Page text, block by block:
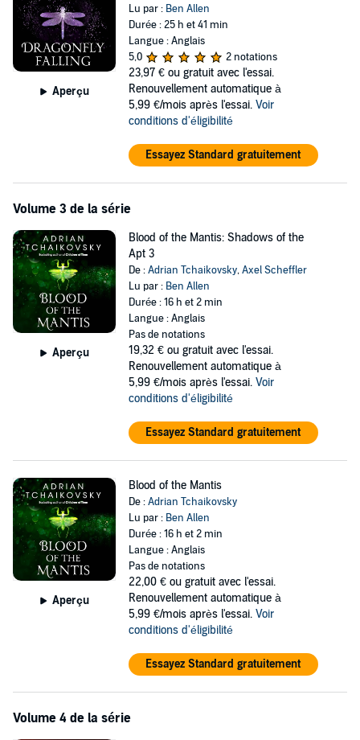
Aperçu
Lu par : Ben Allen
Durée : 25 h et 41 min
Langue : Anglais
5,0
2 notations
23,97 € ou gratuit avec l'essai.
Renouvellement automatique à
5,99 €/mois après l'essai. Voir
conditions d'éligibilité
Essayez Standard gratuitement
Volume 3 de la série
Aperçu
Blood of the Mantis: Shadows of the
Apt 3
De :Adrian Tchaikovsky,Axel Scheffler
Lu par : Ben Allen
Durée : 16 h et 2 min
Langue : Anglais
Pas de notations
19,32 € ou gratuit avec l'essai.
Renouvellement automatique à
5,99 €/mois après l'essai. Voir
conditions d'éligibilité
Essayez Standard gratuitement
Aperçu
Blood of the Mantis
De :Adrian Tchaikovsky
Lu par : Ben Allen
Durée : 16 h et 2 min
Langue : Anglais
Pas de notations
22,00 € ou gratuit avec l'essai.
Renouvellement automatique à
5,99 €/mois après l'essai. Voir
conditions d'éligibilité
Essayez Standard gratuitement
Volume 4 de la série